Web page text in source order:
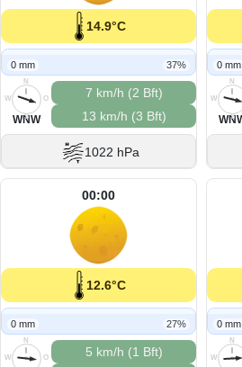
14.9°C
0 mm 37%
N
O
S
W
WNW
7 km/h (2 Bft)
13 km/h (3 Bft)
1022 hPa
0 mm
N
S
W
00:00
12.6°C
0 mm 27%
N
O
W
5 km/h (1 Bft)
0 mm
N
W